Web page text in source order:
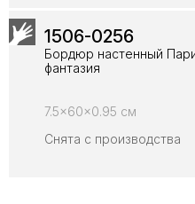
1506-0256
Бордюр настенный
фантазия
7.5x60x0.95 см
Снята с производства